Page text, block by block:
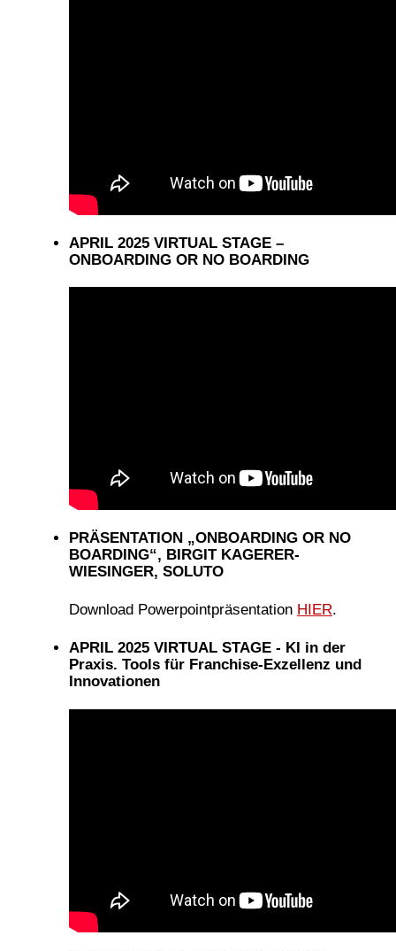
APRIL 2025 VIRTUAL STAGE –
ONBOARDING OR NO BOARDING
PRÄSENTATION „ONBOARDING OR NO
BOARDING“, BIRGIT KAGERER-
WIESINGER, SOLUTO
Download Powerpointpräsentation HIER.
APRIL 2025 VIRTUAL STAGE - KI in der
Praxis. Tools für Franchise-Exzellenz und
Innovationen